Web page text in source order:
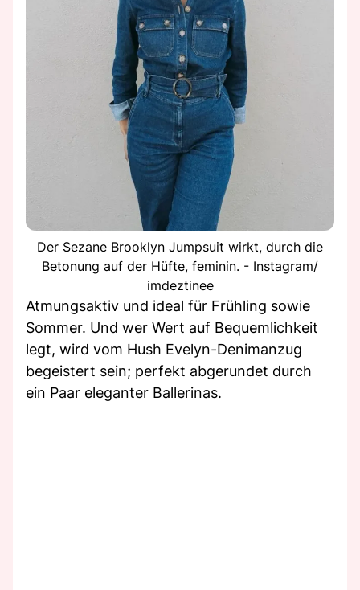
Der Sezane Brooklyn Jumpsuit wirkt, durch die
Betonung auf der Hüfte, feminin. - Instagram/
imdeztinee
Atmungsaktiv und ideal für Frühling sowie
Sommer. Und wer Wert auf Bequemlichkeit
legt, wird vom Hush Evelyn-Denimanzug
begeistert sein; perfekt abgerundet durch
ein Paar eleganter Ballerinas.